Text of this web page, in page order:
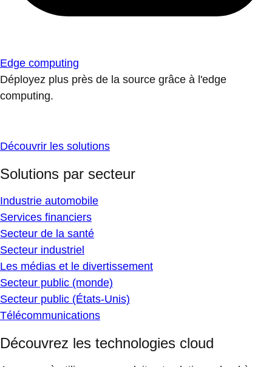
Edge computing
Déployez plus près de la source grâce à l'edge
computing.
Découvrir les solutions
Solutions par secteur
Industrie automobile
Services financiers
Secteur de la santé
Secteur industriel
Les médias et le divertissement
Secteur public (monde)
Secteur public (États-Unis)
Télécommunications
Découvrez les technologies cloud